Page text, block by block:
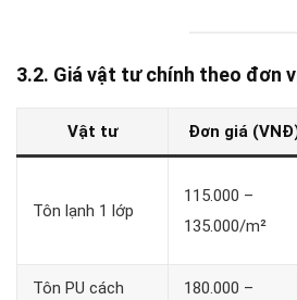
3.2. Giá vật tư chính theo đơn
Vật tư Đơn giá
Tôn lạnh 1 lớp
115.000 –
135.000/m²
Tôn PU cách
180.000 –